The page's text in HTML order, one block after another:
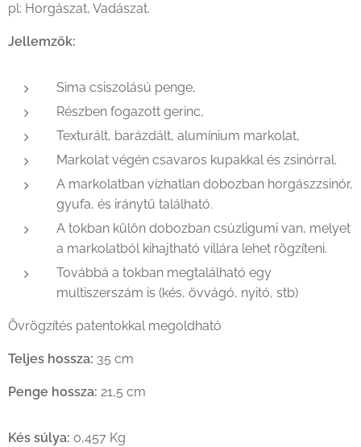
pl: Horgászat, Vadászat.
Jellemzők:
Sima csiszolású penge,
Részben fogazott gerinc,
Texturált, barázdált, alumínium markolat,
Markolat végén csavaros kupakkal és zsinórral.
A markolatban vízhatlan dobozban horgászzsinór,
gyufa, és iránytű található.
A tokban külön dobozban csúzligumi van, melyet
a markolatból kihajtható villára lehet rögzíteni.
Továbbá a tokban megtalálható egy
multiszerszám is (kés, övvágó, nyitó, stb)
Övrögzítés patentokkal megoldható
Teljes hossza: 35 cm
Penge hossza: 21,5 cm
Kés súlya: 0,457 Kg